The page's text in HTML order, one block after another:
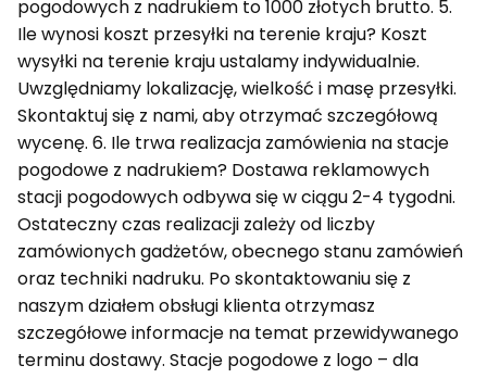
pogodowych z nadrukiem to 1000 złotych brutto. 5.
Ile wynosi koszt przesyłki na terenie kraju? Koszt
wysyłki na terenie kraju ustalamy indywidualnie.
Uwzględniamy lokalizację, wielkość i masę przesyłki.
Skontaktuj się z nami, aby otrzymać szczegółową
wycenę. 6. Ile trwa realizacja zamówienia na stacje
pogodowe z nadrukiem? Dostawa reklamowych
stacji pogodowych odbywa się w ciągu 2-4 tygodni.
Ostateczny czas realizacji zależy od liczby
zamówionych gadżetów, obecnego stanu zamówień
oraz techniki nadruku. Po skontaktowaniu się z
naszym działem obsługi klienta otrzymasz
szczegółowe informacje na temat przewidywanego
terminu dostawy. Stacje pogodowe z logo – dla